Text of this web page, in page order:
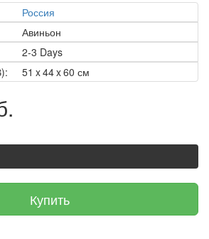
Россия
Авиньон
2-3 Days
51 x 44 x 60 см
Купить